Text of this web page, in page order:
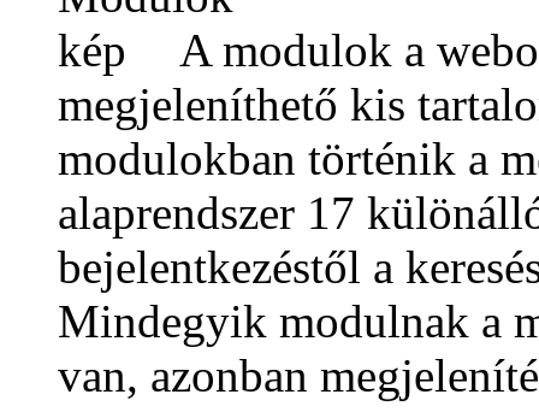
A modulok a
megjeleníthető kis
modulokban történik a
alaprendszer 17
bejelentkezéstől a
Mindegyik modulnak a
van, azonban